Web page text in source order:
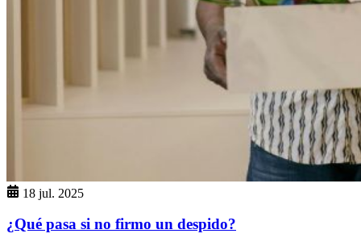
18 jul. 2025
¿Qué pasa si no firmo un despido?